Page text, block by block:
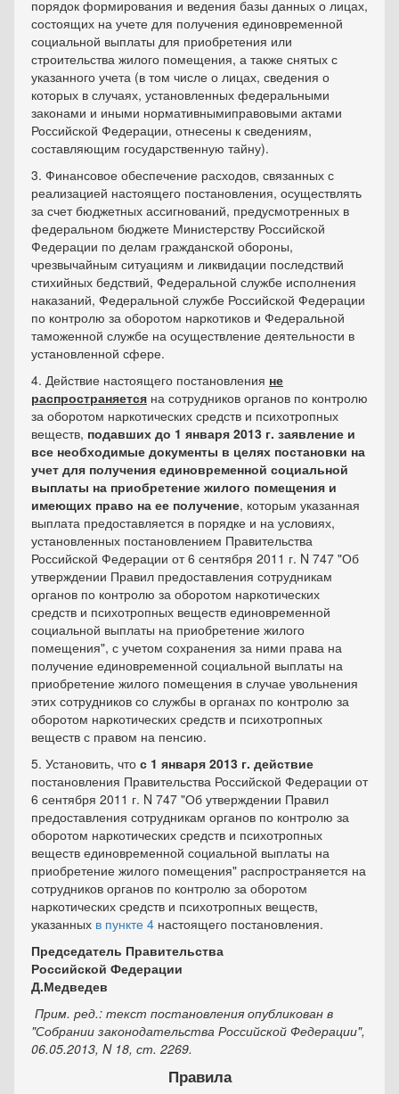
порядок формирования и ведения базы данных о лицах,
состоящих на учете для получения единовременной
социальной выплаты для приобретения или
строительства жилого помещения, а также снятых с
указанного учета (в том числе о лицах, сведения о
которых в случаях, установленных федеральными
законами и иными нормативнымиправовыми актами
Российской Федерации, отнесены к сведениям,
составляющим государственную тайну).
3. Финансовое обеспечение расходов, связанных с
реализацией настоящего постановления, осуществлять
за счет бюджетных ассигнований, предусмотренных в
федеральном бюджете Министерству Российской
Федерации по делам гражданской обороны,
чрезвычайным ситуациям и ликвидации последствий
стихийных бедствий, Федеральной службе исполнения
наказаний, Федеральной службе Российской Федерации
по контролю за оборотом наркотиков и Федеральной
таможенной службе на осуществление деятельности в
установленной сфере.
4. Действие настоящего постановления не
распространяется на сотрудников органов по контролю
за оборотом наркотических средств и психотропных
веществ, подавших до 1 января 2013 г. заявление и
все необходимые документы в целях постановки на
учет для получения единовременной социальной
выплаты на приобретение жилого помещения и
имеющих право на ее получение, которым указанная
выплата предоставляется в порядке и на условиях,
установленных постановлением Правительства
Российской Федерации от 6 сентября 2011 г. N 747 "Об
утверждении Правил предоставления сотрудникам
органов по контролю за оборотом наркотических
средств и психотропных веществ единовременной
социальной выплаты на приобретение жилого
помещения", с учетом сохранения за ними права на
получение единовременной социальной выплаты на
приобретение жилого помещения в случае увольнения
этих сотрудников со службы в органах по контролю за
оборотом наркотических средств и психотропных
веществ с правом на пенсию.
5. Установить, что с 1 января 2013 г. действие
постановления Правительства Российской Федерации от
6 сентября 2011 г. N 747 "Об утверждении Правил
предоставления сотрудникам органов по контролю за
оборотом наркотических средств и психотропных
веществ единовременной социальной выплаты на
приобретение жилого помещения" распространяется на
сотрудников органов по контролю за оборотом
наркотических средств и психотропных веществ,
указанных в пункте 4 настоящего постановления.
Председатель Правительства
Российской Федерации
Д.Медведев
Прим. ред.: текст постановления опубликован в
"Собрании законодательства Российской Федерации",
06.05.2013, N 18, ст. 2269.
Правила